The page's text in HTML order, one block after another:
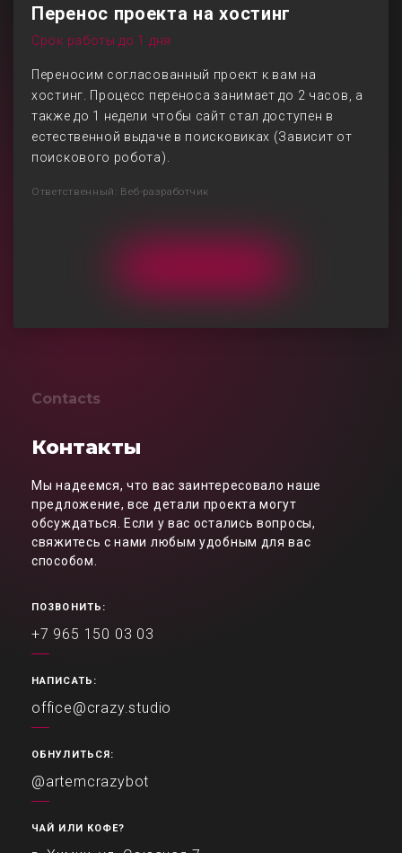
Перенос проекта на хостинг
Срок работы до 1 дня
Переносим согласованный проект к вам на
хостинг. Процесс переноса занимает до 2 часов, а
также до 1 недели чтобы сайт стал доступен в
естественной выдаче в поисковиках (Зависит от
поискового робота).
Ответственный: Веб-разработчик
Contacts
Контакты
Мы надеемся, что вас заинтересовало наше
предложение, все детали проекта могут
обсуждаться. Если у вас остались вопросы,
свяжитесь с нами любым удобным для вас
способом.
ПОЗВОНИТЬ:
+7 965 150 03 03
НАПИСАТЬ:
office@crazy.studio
ОБНУЛИТЬСЯ:
@artemcrazybot
ЧАЙ ИЛИ КОФЕ?